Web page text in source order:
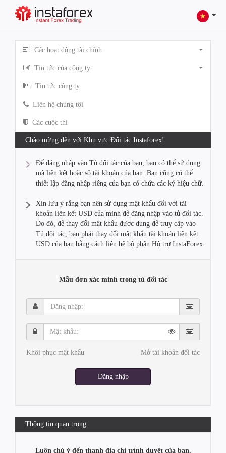
Các hoạt động tài chính
Tin tức của công ty
Tin tức công ty
Liên hệ chúng tôi
Các cuộc thi
Chào mừng đến với Khu vực Đối tác Instaforex!
Để đăng nhập vào Tủ đối tác của bạn, bạn có thể sử dụng
mã liên kết hoặc số tài khoản của bạn. Bạn cũng có thể
thiết lập đăng nhập riêng của bạn có chứa các ký hiệu chữ.
Xin lưu ý rằng bạn nên sử dụng mật khẩu đối với tài
khoản liên kết USD của mình để đăng nhập vào tủ đối tác.
Do đó, để thay đổi mật khẩu được dùng để truy cập vào
Tủ đối tác, bạn phải thay đổi mật khẩu tài khoản liên kết
USD của bạn bằng cách liên hệ bộ phận Hộ trợ InstaForex.
Mẫu đơn xác minh trong tủ đối tác
Đăng
nhập:
Mật
khẩu:
Khôi phục mật khẩu
Mở tài khoản đối tác
Đăng nhập
Thông tin quan trọng
Luôn chú ý đến thanh địa chỉ trình duyệt của bạn.